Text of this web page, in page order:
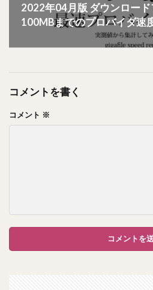
2022年04月版 ダウンロー
100MBまでのプロバイダ速
コメントを書く
コメント ※